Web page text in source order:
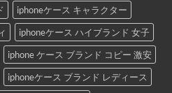
iphoneケース キャラクター
iphoneケース ハイブランド 女子
iphone ケース ブランド コピー 激安
iphoneケース ブランド レディース